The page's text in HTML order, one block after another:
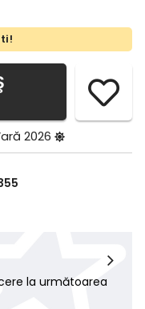
2026
la următoarea